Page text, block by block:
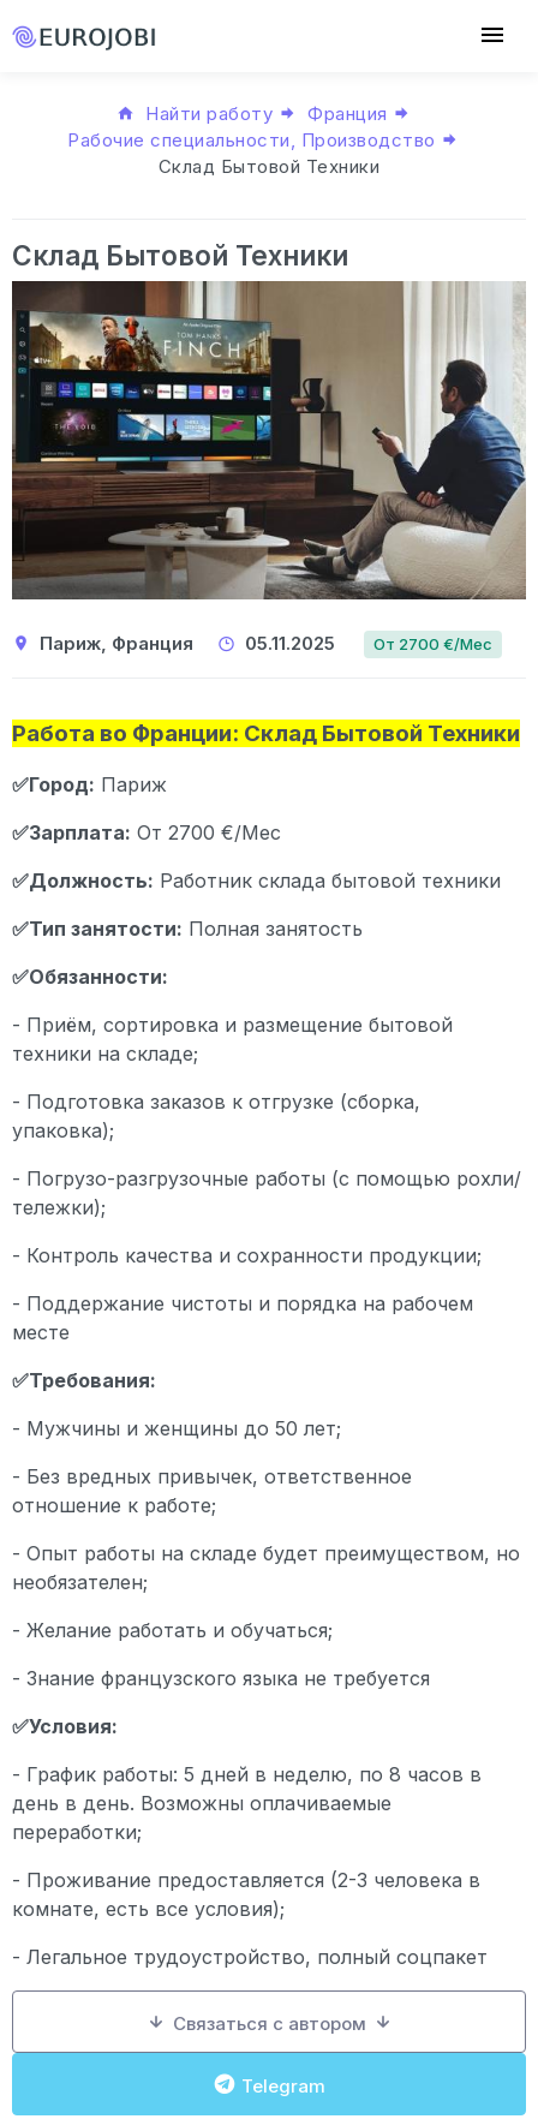
Найти работу
Франция
Рабочие специальности, Производство
Склад Бытовой Техники
Склад Бытовой Техники
Париж, Франция 05.11.2025 От 2700 €/Мес
Работа во Франции: Склад Бытовой Техники
✅Город: Париж
✅Зарплата: От 2700 €/Мес
✅Должность: Работник склада бытовой техники
✅Тип занятости: Полная занятость
✅Обязанности:
- Приём, сортировка и размещение бытовой
техники на складе;
- Подготовка заказов к отгрузке (сборка,
упаковка);
- Погрузо-разгрузочные работы (с помощью рохли/
тележки);
- Контроль качества и сохранности продукции;
- Поддержание чистоты и порядка на рабочем
месте
✅Требования:
- Мужчины и женщины до 50 лет;
- Без вредных привычек, ответственное
отношение к работе;
- Опыт работы на складе будет преимуществом, но
необязателен;
- Желание работать и обучаться;
- Знание французского языка не требуется
✅Условия:
- График работы: 5 дней в неделю, по 8 часов в
день в день. Возможны оплачиваемые
переработки;
- Проживание предоставляется (2-3 человека в
комнате, есть все условия);
- Легальное трудоустройство, полный соцпакет
Связаться с автором
Telegram